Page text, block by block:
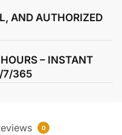
AND AUTHORIZED
– INSTANT
7/365
0